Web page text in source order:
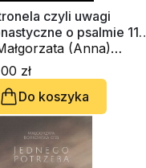
czyli uwagi
o psalmie 119
1)
(Anna)
OSB
zł
Do koszyka